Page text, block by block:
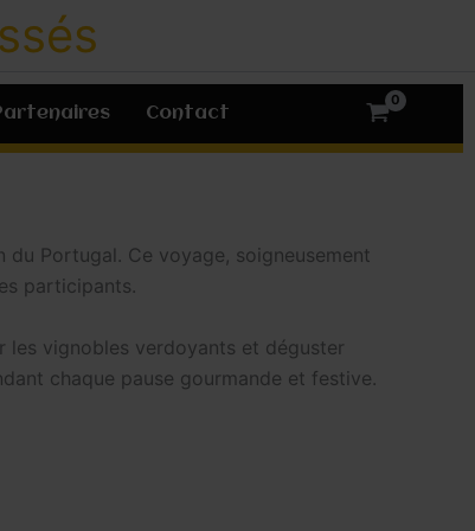
Contact
Portugal. Ce voyage, soigneusement
participants.
les vignobles verdoyants et déguster
chaque pause gourmande et festive.